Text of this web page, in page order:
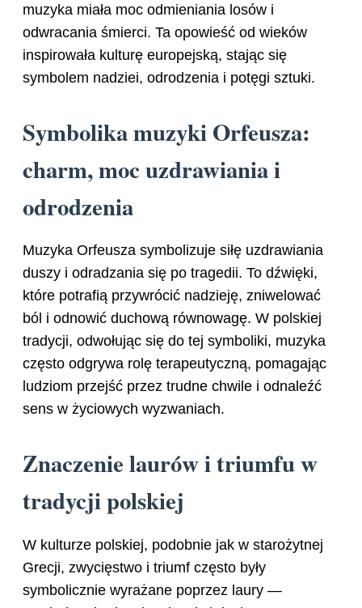
muzyka miała moc odmieniania losów i
odwracania śmierci. Ta opowieść od wieków
inspirowała kulturę europejską, stając się
symbolem nadziei, odrodzenia i potęgi sztuki.
Symbolika muzyki Orfeusza:
charm, moc uzdrawiania i
odrodzenia
Muzyka Orfeusza symbolizuje siłę uzdrawiania
duszy i odradzania się po tragedii. To dźwięki,
które potrafią przywrócić nadzieję, zniwelować
ból i odnowić duchową równowagę. W polskiej
tradycji, odwołując się do tej symboliki, muzyka
często odgrywa rolę terapeutyczną, pomagając
ludziom przejść przez trudne chwile i odnaleźć
sens w życiowych wyzwaniach.
Znaczenie laurów i triumfu w
tradycji polskiej
W kulturze polskiej, podobnie jak w starożytnej
Grecji, zwycięstwo i triumf często były
symbolicznie wyrażane poprzez laury —